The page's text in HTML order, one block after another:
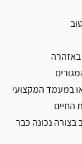
באזהרה
במעמד המקצועי
החיים
נכונה כבר